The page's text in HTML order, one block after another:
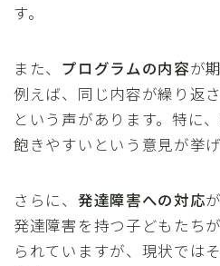
す。
また、 プログラムの内容が
例えば、同じ内容が繰り返
という声があります。特に
飽きやすいという意見が挙げ
さらに、 発達障害への対応
発達障害を持つ子どもたち
られていますが、現状では